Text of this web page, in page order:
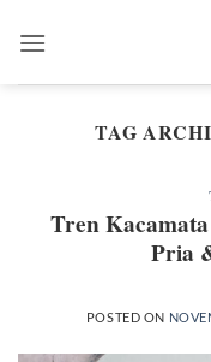
TAG
Tren
Pria
POSTED ON